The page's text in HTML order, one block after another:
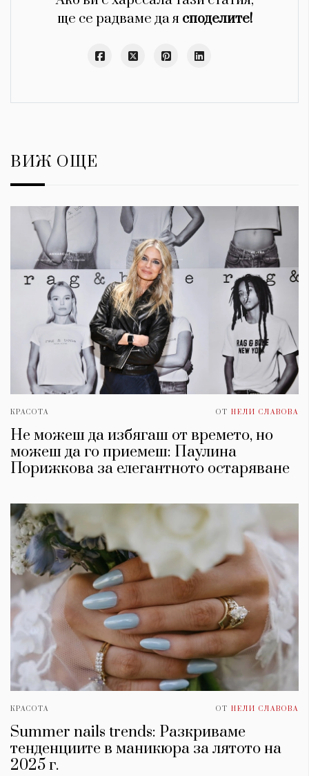
ще се радваме да я споделите!
ВИЖ ОЩЕ
КРАСОТА ОТ НЕЛИ СЛАВОВА
Не можеш да избягаш от времето, но
можеш да го приемеш: Паулина
Порижкова за елегантното остаряване
КРАСОТА ОТ НЕЛИ СЛАВОВА
Summer nails trends: Разкриваме
тенденциите в маникюра за лятото на
2025 г.